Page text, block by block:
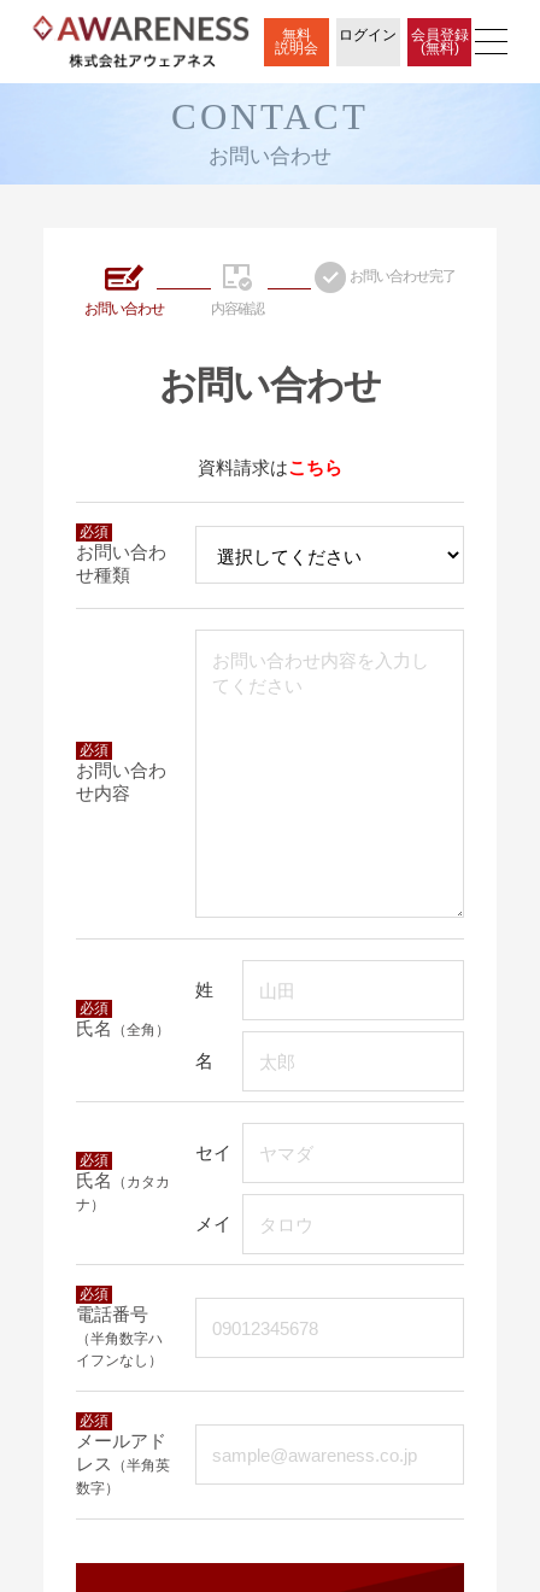
無料
説明会
ログイン
会員登録
(無料)
CONTACT
お問い合わせ
お問い合わせ 内容確認
お問い合わせ完了
お問い合わせ
資料請求はこちら
必須
お問い合わ
せ種類
必須
お問い合わ
せ内容
必須
氏名 （全角）
姓
名
必須
氏名
（カタカ
ナ）
セイ
メイ
必須
電話番号
（半角数字ハ
イフンなし）
必須
メールアド
レス
（半角英
数字）